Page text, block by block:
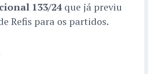
133/24 que já previu
Refis para os partidos.